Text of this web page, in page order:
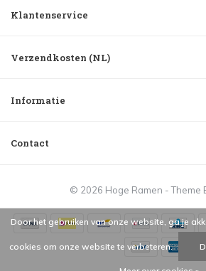
Klantenservice
Verzendkosten (NL)
Informatie
Contact
© 2026 Hoge Ramen - Theme
Door het gebruiken van onze website, ga je
cookies om onze website te verbeteren.